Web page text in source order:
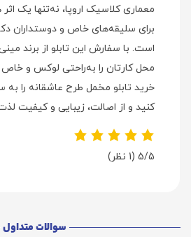
معماری کلاسیک اروپا، نه‌تنها یک اثر
برای سلیقه‌های خاص و دوستداران
است. با سفارش این تابلو از برند
محل کارتان را به‌راحتی لوکس و خاص
خرید تابلو مخمل طرح عاشقانه را به
کنید و از اصالت، زیبایی و کیفیت
5/5 (1 نظر)
سوالات متداول